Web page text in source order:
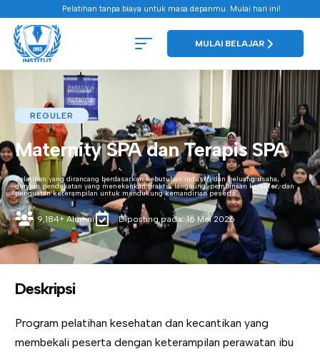
Pelatihan tanpa biaya untuk masa depanmu. Mulai hari ini!
MULAI BELAJAR
REGULER
Maternity SPA dan Terapis SPA
Pelatihan yang dirancang berdasarkan kebutuhan industri dan peluang usaha,
dengan pendekatan yang menekankan praktik langsung, pembinaan karakter, dan
penguatan keterampilan untuk mendukung kemandirian peserta.
9,184+ Alumni Diposting pada: 16 Mei 2026
Deskripsi
Program pelatihan kesehatan dan kecantikan yang
membekali peserta dengan keterampilan perawatan ibu